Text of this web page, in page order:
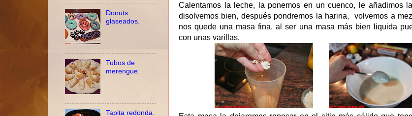
Calentamos la leche, la ponemos en un cuenco, le añadimos
disolvemos bien, después pondremos la harina, volvemos a
nos quede una masa fina, al ser una masa más bien liquida
con unas varillas.
Donuts
glaseados.
Tubos de
merengue.
Tapita redonda.